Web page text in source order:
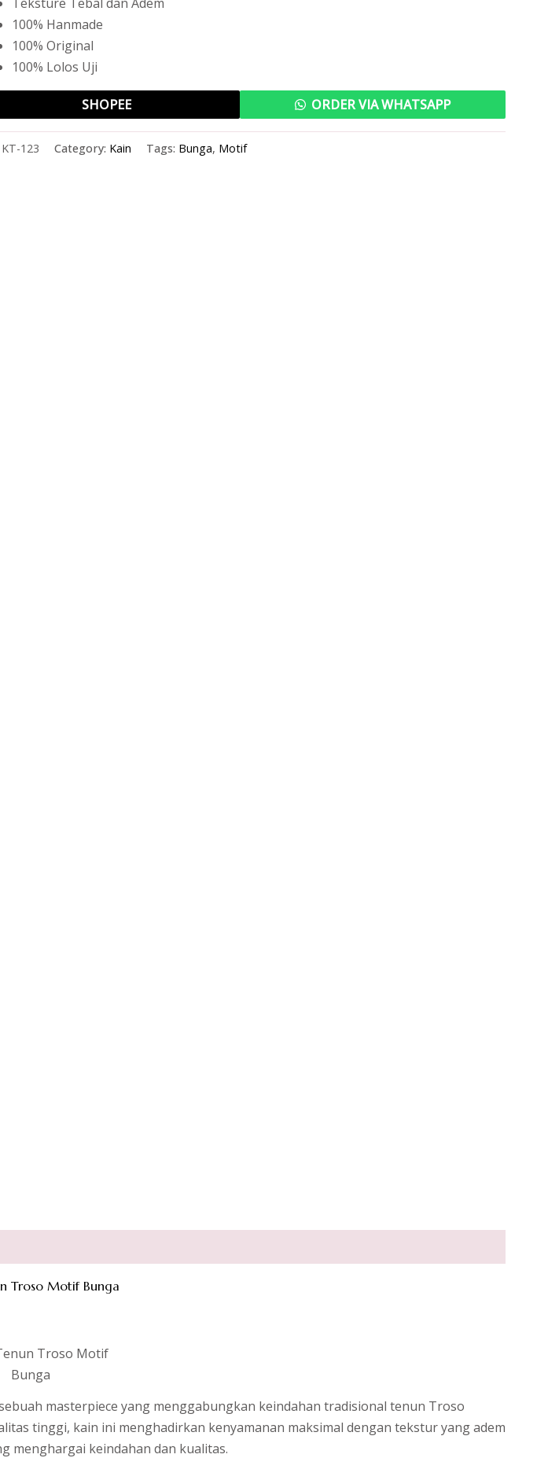
100% Hanmade
100% Original
100% Lolos Uji
SHOPEE ORDER VIA WHATSAPP
KT-123 Category: Kain Tags: Bunga, Motif
Troso Motif Bunga
masterpiece yang menggabungkan keindahan tradisional tenun Troso
tinggi, kain ini menghadirkan kenyamanan maksimal dengan tekstur yang adem
menghargai keindahan dan kualitas.